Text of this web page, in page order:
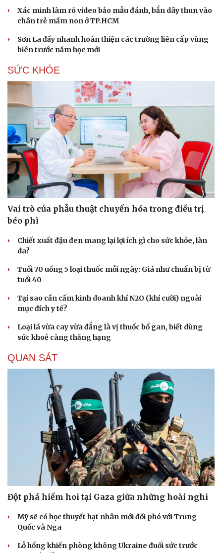
Xác minh làm rõ video bảo mẫu đánh, bắn dây thun vào
chân trẻ mầm non ở TP.HCM
Sơn La đẩy nhanh hoàn thiện các trường liên cấp vùng
biên trước năm học mới
SỨC KHỎE
Vai trò của phẫu thuật chuyển hóa trong điều trị
béo phì
Chiết xuất đậu đen mang lại lợi ích gì cho sức khỏe, làn
da?
Tuổi 70 uống 5 loại thuốc mỗi ngày: Giá như chuẩn bị từ
tuổi 40
Tại sao cần cấm kinh doanh khí N2O (khí cười) ngoài
mục đích y tế?
Loại lá vừa cay vừa đắng là vị thuốc bổ gan, biết dùng
sức khoẻ càng thăng hạng
QUAN SÁT
Đột phá hiếm hoi tại Gaza giữa những hoài nghi
Mỹ sẽ có học thuyết hạt nhân mới đối phó với Trung
Quốc và Nga
Lỗ hổng khiến phòng không Ukraine đuối sức trước